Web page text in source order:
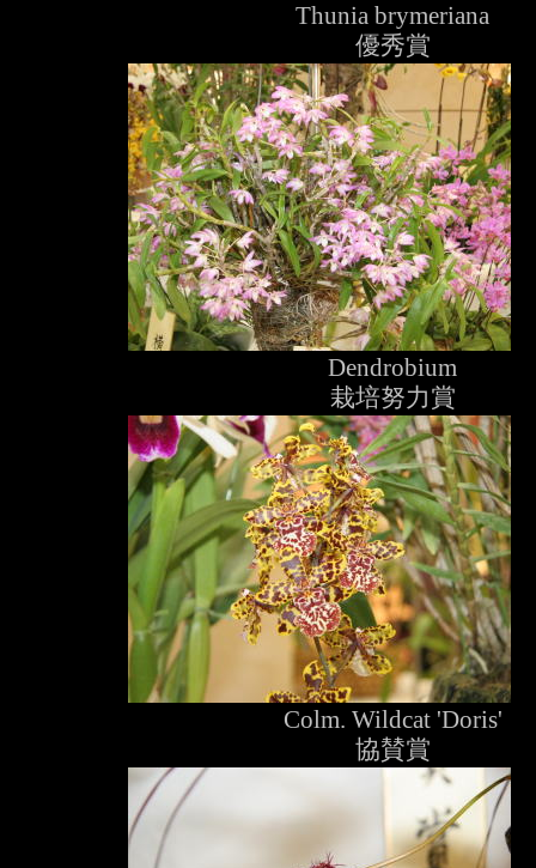
Thunia brymeriana
優秀賞
Dendrobium
栽培努力賞
Colm. Wildcat 'Doris'
協賛賞